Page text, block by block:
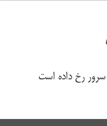
رخ داده است